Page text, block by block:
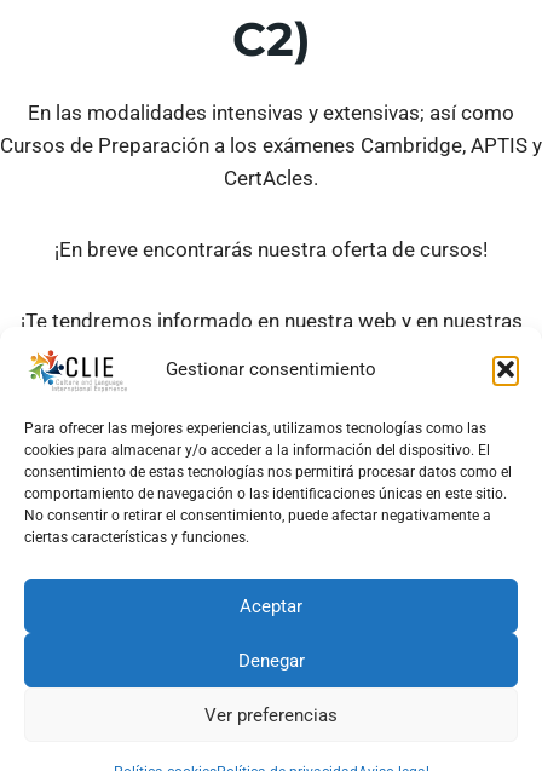
Gestionar consentimiento
Para ofrecer las mejores experiencias, utilizamos tecnologías como las
cookies para almacenar y/o acceder a la información del dispositivo. El
consentimiento de estas tecnologías nos permitirá procesar datos como el
comportamiento de navegación o las identificaciones únicas en este sitio.
No consentir o retirar el consentimiento, puede afectar negativamente a
ciertas características y funciones.
Aceptar
Denegar
Ver preferencias
C2)
En las modalidades intensivas y extensivas; así como
Cursos de Preparación a los exámenes Cambridge, APTIS y
CertAcles.
¡En breve encontrarás nuestra oferta de cursos!
¡Te tendremos informado en nuestra web y en nuestras
¡No esperes más!